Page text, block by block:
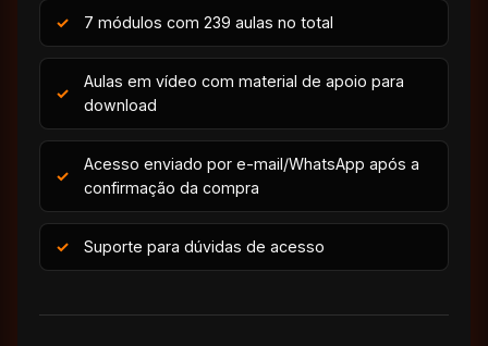
7 módulos com 239 aulas no total
Aulas em vídeo com material de apoio para
download
Acesso enviado por e-mail/WhatsApp após a
confirmação da compra
Suporte para dúvidas de acesso